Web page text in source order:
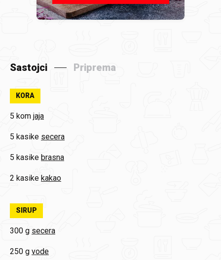
Sastojci Priprema
KORA
5 kom jaja
5 kasike secera
5 kasike brasna
2 kasike kakao
SIRUP
300 g secera
250 g vode